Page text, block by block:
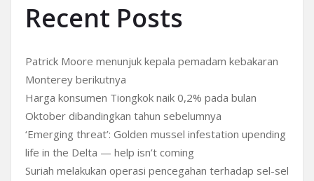
Recent Posts
Patrick Moore menunjuk kepala pemadam kebakaran
Monterey berikutnya
Harga konsumen Tiongkok naik 0,2% pada bulan
Oktober dibandingkan tahun sebelumnya
‘Emerging threat’: Golden mussel infestation upending
life in the Delta — help isn’t coming
Suriah melakukan operasi pencegahan terhadap sel-sel